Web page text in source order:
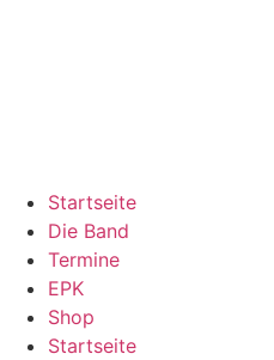
Startseite
Die Band
Termine
EPK
Shop
Startseite